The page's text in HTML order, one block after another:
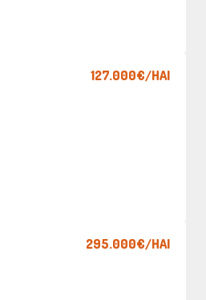
127.000€/HAI
295.000€/HAI